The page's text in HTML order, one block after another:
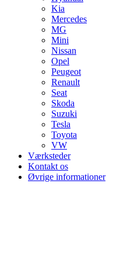
Kia
Mercedes
MG
Mini
Nissan
Opel
Peugeot
Renault
Seat
Skoda
Suzuki
Tesla
Toyota
VW
Værksteder
Kontakt os
Øvrige informationer